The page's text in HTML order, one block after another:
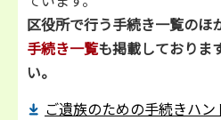
区役所で行う手続き一覧のほ
手続き一覧も掲載しておりま
い。
ご遺族のための手続きハン